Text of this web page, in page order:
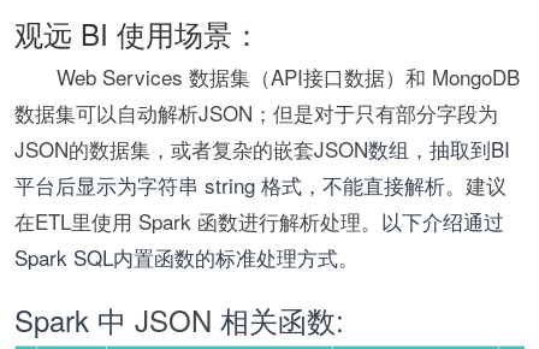
观远 BI 使用场景：
Web Services 数据集（API接口数据）和 MongoDB
数据集可以自动解析JSON；但是对于只有部分字段为
JSON的数据集，或者复杂的嵌套JSON数组，抽取到BI
平台后显示为字符串 string 格式，不能直接解析。 建议
在ETL里使用 Spark 函数进行解析处理。 以下介绍通过
Spark SQL内置函数的标准处理方式。
Spark 中 JSON 相关函数: